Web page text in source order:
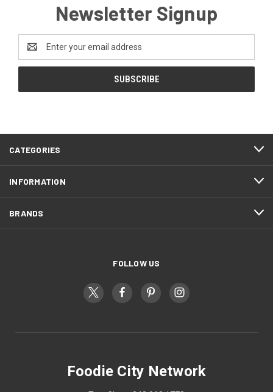
Newsletter Signup
Address
CATEGORIES
INFORMATION
BRANDS
FOLLOW US
Foodie City Network